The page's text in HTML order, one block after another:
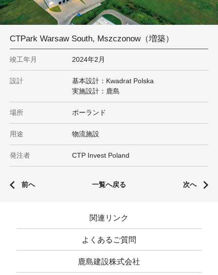
あいうえお順
CTPark Warsaw South, Mszczonow（増築）
竣工年月 2024年2月
設計
基本設計：Kwadrat Polska
実施設計：鹿島
場所 ポーランド
用途 物流施設
発注者 CTP Invest Poland
前へ 一覧へ戻る 次へ
関連リンク
よくあるご質問
鹿島建設株式会社